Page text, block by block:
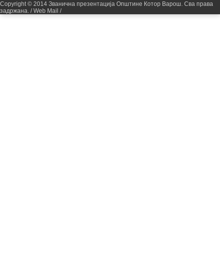
Copyright © 2014 Званична презентација Општине Котор Варош. Сва права
задржана. / Web Mail /